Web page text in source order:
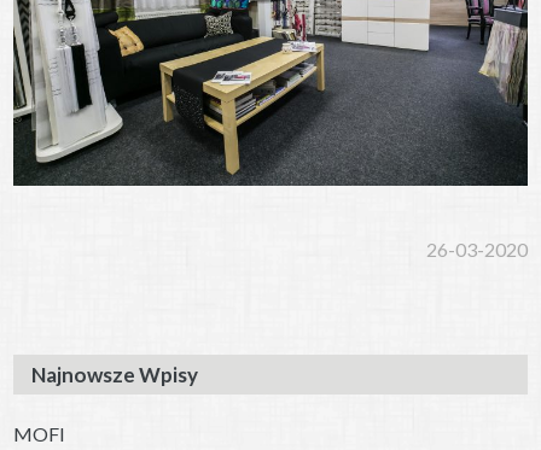
26-03-2020
Najnowsze Wpisy
MOFI